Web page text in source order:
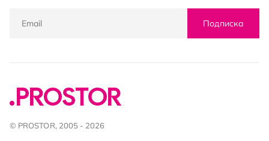
Подписка
© PROSTOR, 2005 - 2026